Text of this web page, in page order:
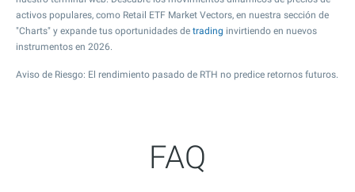
activos populares, como Retail ETF Market Vectors, en nuestra sección de
"Charts" y expande tus oportunidades de trading invirtiendo en nuevos
instrumentos en 2026.
Aviso de Riesgo: El rendimiento pasado de RTH no predice retornos futuros.
FAQ